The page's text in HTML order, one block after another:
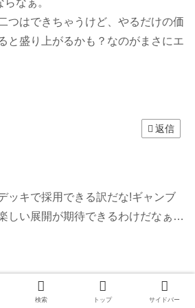
なぁ。
つはできちゃうけど、やるだけの価
と盛り上がるかも？なのがまさにエ
返信
ッキで採用できる訳だな!ギャンブ
しい展開が期待できるわけだなぁ…
返信
検索 トップ サイドバー